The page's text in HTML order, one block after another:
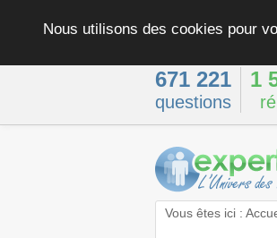
Nous utilisons des cookies pour
671 221
questions
1
Vous êtes ici :